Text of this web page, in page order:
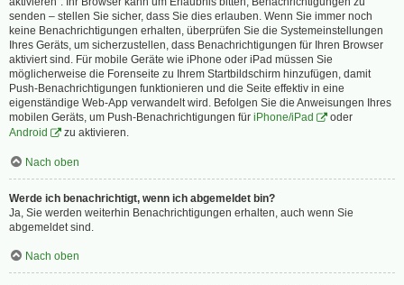
senden – stellen Sie sicher, dass Sie dies erlauben. Wenn Sie immer noch
keine Benachrichtigungen erhalten, überprüfen Sie die Systemeinstellungen
Ihres Geräts, um sicherzustellen, dass Benachrichtigungen für Ihren Browser
aktiviert sind. Für mobile Geräte wie iPhone oder iPad müssen Sie
möglicherweise die Forenseite zu Ihrem Startbildschirm hinzufügen, damit
Push-Benachrichtigungen funktionieren und die Seite effektiv in eine
eigenständige Web-App verwandelt wird. Befolgen Sie die Anweisungen Ihres
mobilen Geräts, um Push-Benachrichtigungen für iPhone/iPad
oder
Android
zu aktivieren.
Nach oben
Werde ich benachrichtigt, wenn ich abgemeldet bin?
Ja, Sie werden weiterhin Benachrichtigungen erhalten, auch wenn Sie
abgemeldet sind.
Nach oben